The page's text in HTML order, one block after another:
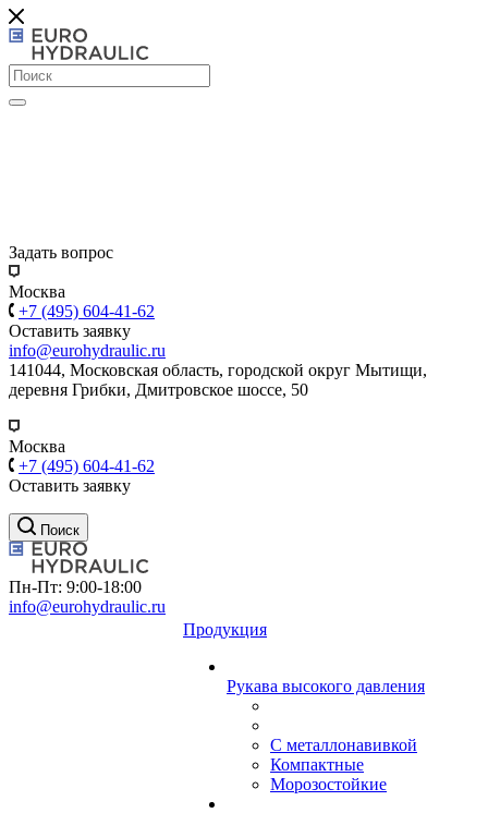
Задать вопрос
Москва
+7 (495) 604-41-62
Оставить заявку
info@eurohydraulic.ru
141044, Московская область, городской округ Мытищи,
деревня Грибки, Дмитровское шоссе, 50
Москва
+7 (495) 604-41-62
Оставить заявку
Поиск
Пн-Пт: 9:00-18:00
info@eurohydraulic.ru
Продукция
Рукава высокого давления
С металлонавивкой
Компактные
Морозостойкие